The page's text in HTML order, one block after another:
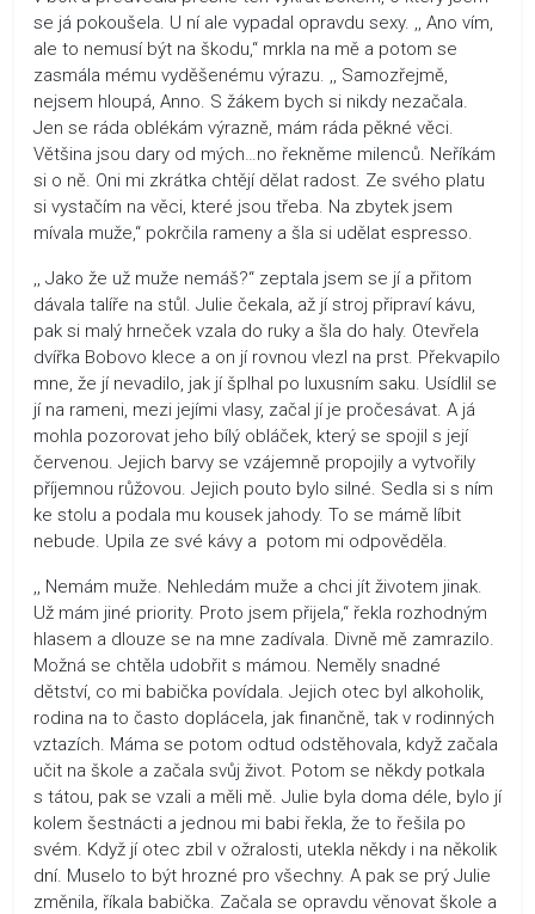
se já pokoušela. U ní ale vypadal opravdu sexy. ,, Ano vím,
ale to nemusí být na škodu,“ mrkla na mě a potom se
zasmála mému vyděšenému výrazu. ,, Samozřejmě,
nejsem hloupá, Anno. S žákem bych si nikdy nezačala.
Jen se ráda oblékám výrazně, mám ráda pěkné věci.
Většina jsou dary od mých…no řekněme milenců. Neříkám
si o ně. Oni mi zkrátka chtějí dělat radost. Ze svého platu
si vystačím na věci, které jsou třeba. Na zbytek jsem
mívala muže,“ pokrčila rameny a šla si udělat espresso.
,, Jako že už muže nemáš?“ zeptala jsem se jí a přitom
dávala talíře na stůl. Julie čekala, až jí stroj připraví kávu,
pak si malý hrneček vzala do ruky a šla do haly. Otevřela
dvířka Bobovo klece a on jí rovnou vlezl na prst. Překvapilo
mne, že jí nevadilo, jak jí šplhal po luxusním saku. Usídlil se
jí na rameni, mezi jejími vlasy, začal jí je pročesávat. A já
mohla pozorovat jeho bílý obláček, který se spojil s její
červenou. Jejich barvy se vzájemně propojily a vytvořily
příjemnou růžovou. Jejich pouto bylo silné. Sedla si s ním
ke stolu a podala mu kousek jahody. To se mámě líbit
nebude. Upila ze své kávy a potom mi odpověděla.
,, Nemám muže. Nehledám muže a chci jít životem jinak.
Už mám jiné priority. Proto jsem přijela,“ řekla rozhodným
hlasem a dlouze se na mne zadívala. Divně mě zamrazilo.
Možná se chtěla udobřit s mámou. Neměly snadné
dětství, co mi babička povídala. Jejich otec byl alkoholik,
rodina na to často doplácela, jak finančně, tak v rodinných
vztazích. Máma se potom odtud odstěhovala, když začala
učit na škole a začala svůj život. Potom se někdy potkala
s tátou, pak se vzali a měli mě. Julie byla doma déle, bylo jí
kolem šestnácti a jednou mi babi řekla, že to řešila po
svém. Když jí otec zbil v ožralosti, utekla někdy i na několik
dní. Muselo to být hrozné pro všechny. A pak se prý Julie
změnila, říkala babička. Začala se opravdu věnovat škole a